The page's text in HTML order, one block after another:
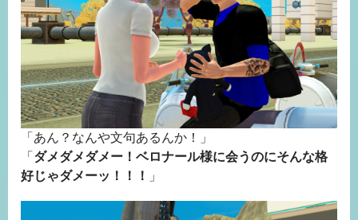
「あん？なんや文句あるんか！」
「 ダメダメダメー！ベロナール様に会うのにそんな格
好じゃダメーッ！！！
」